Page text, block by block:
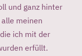
und ganz hinter
meinen
ich mit der
erfüllt.